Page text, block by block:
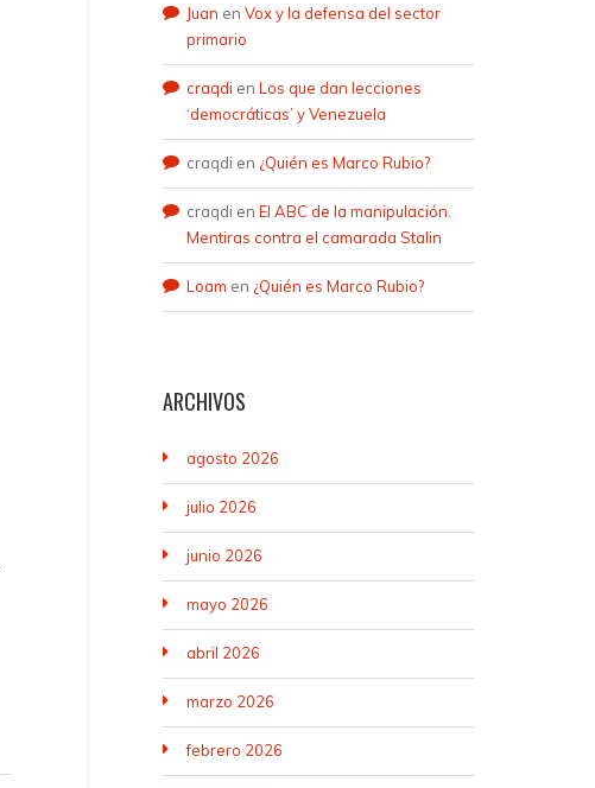
Juan en Vox y la defensa del sector
primario
craqdi en Los que dan lecciones
‘democráticas’ y Venezuela
craqdi en ¿Quién es Marco Rubio?
craqdi en El ABC de la manipulación.
Mentiras contra el camarada Stalin
Loam en ¿Quién es Marco Rubio?
ARCHIVOS
agosto 2026
julio 2026
junio 2026
mayo 2026
abril 2026
marzo 2026
febrero 2026